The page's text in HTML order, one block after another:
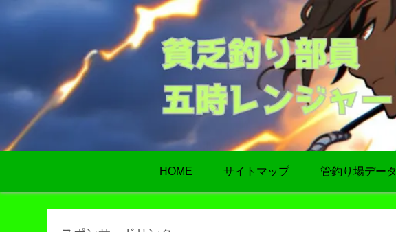
HOME サイトマップ 管釣り場データ